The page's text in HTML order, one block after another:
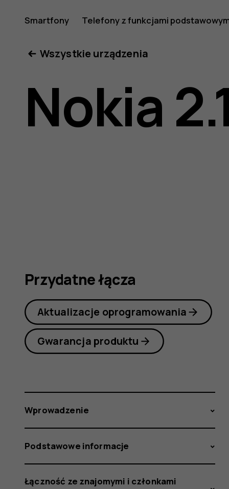
Nokia
2.1
—
Smartfony Telefony z funkcjami
Wszystkie urządzenia
Nokia
Przydatne łącza
Aktualizacje oprogramowania
Gwarancja produktu
Wprowadzenie
Podstawowe informacje
Łączność ze znajomymi i członkami